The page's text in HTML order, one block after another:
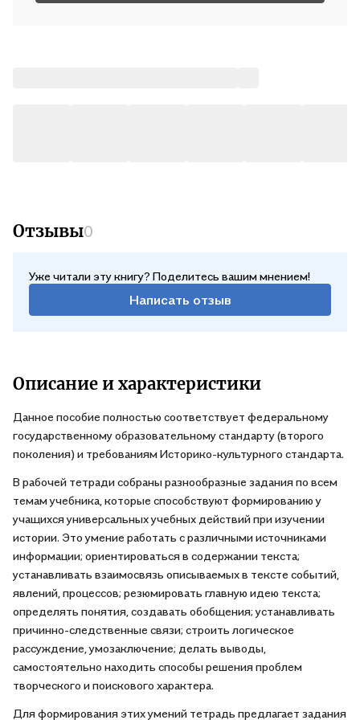
Отзывы0
Уже читали эту книгу? Поделитесь вашим мнением!
Написать отзыв
Описание и характеристики
Данное пособие полностью соответствует федеральному
государственному образовательному стандарту (второго
поколения) и требованиям Историко-культурного стандарта.
В рабочей тетради собраны разнообразные задания по всем
темам учебника, которые способствуют формированию у
учащихся универсальных учебных действий при изучении
истории. Это умение работать с различными источниками
информации; ориентироваться в содержании текста;
устанавливать взаимосвязь описываемых в тексте событий,
явлений, процессов; резюмировать главную идею текста;
определять понятия, создавать обобщения; устанавливать
причинно-следственные связи; строить логическое
рассуждение, умозаключение; делать выводы,
самостоятельно находить способы решения проблем
творческого и поискового характера.
Для формирования этих умений тетрадь предлагает задания